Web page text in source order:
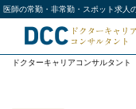
医師の常勤・非常勤・スポット求人
ドクターキャリアコンサルタント